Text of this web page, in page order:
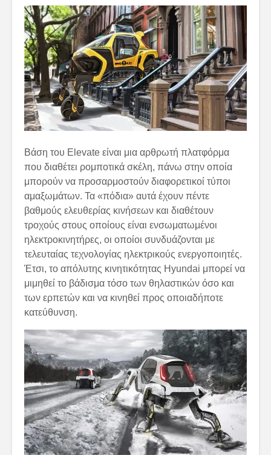
Βάση του Elevate είναι μια αρθρωτή πλατφόρμα
που διαθέτει ρομποτικά σκέλη, πάνω στην οποία
μπορούν να προσαρμοστούν διαφορετικοί τύποι
αμαξωμάτων. Τα «πόδια» αυτά έχουν πέντε
βαθμούς ελευθερίας κινήσεων και διαθέτουν
τροχούς στους οποίους είναι ενσωματωμένοι
ηλεκτροκινητήρες, οι οποίοι συνδυάζονται με
τελευταίας τεχνολογίας ηλεκτρικούς ενεργοποιητές.
Έτσι, το απόλυτης κινητικότητας Hyundai μπορεί να
μιμηθεί το βάδισμα τόσο των θηλαστικών όσο και
των ερπετών και να κινηθεί προς οποιαδήποτε
κατεύθυνση.